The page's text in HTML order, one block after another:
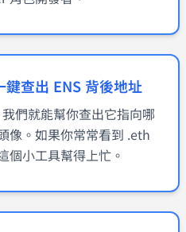
查出 ENS 背後地址
們就能幫你查出它指向哪
像。如果你常常看到 .eth
個小工具幫得上忙。